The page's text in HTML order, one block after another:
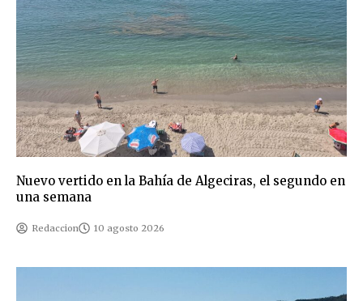
Nuevo vertido en la Bahía de Algeciras, el segundo en
una semana
Redaccion 10 agosto 2026